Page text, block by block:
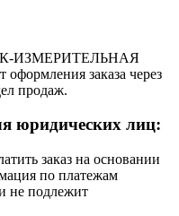
ИЗМЕРИТЕЛЬНАЯ
заказа через
продаж.
юридических лиц:
заказ на основании
по платежам
не подлежит